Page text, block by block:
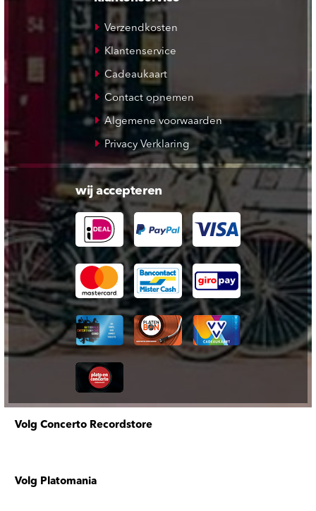
Verzendkosten
Klantenservice
Cadeaukaart
Contact opnemen
Algemene voorwaarden
Privacy Verklaring
wij accepteren
Volg Concerto Recordstore
Volg Platomania